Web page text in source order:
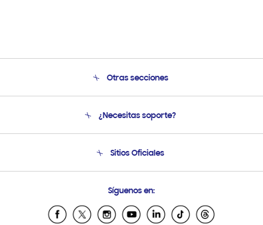
Otras secciones
Soporte
¿Necesitas soporte?
Soporte vía eMail
Sitios Oficiales
Samsung Ecuador
Samsung El Salvador
Síguenos en: